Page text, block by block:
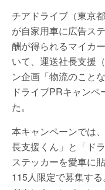
チアドライブ（東京
が自家用車に広告ス
酬が得られるマイカ
いて、運送社長支援
ン企画「物流のこと
ドライブPRキャン
た。
本キャンペーンでは
長支援くん」と「ド
ステッカーを愛車に
115人限定で募集す